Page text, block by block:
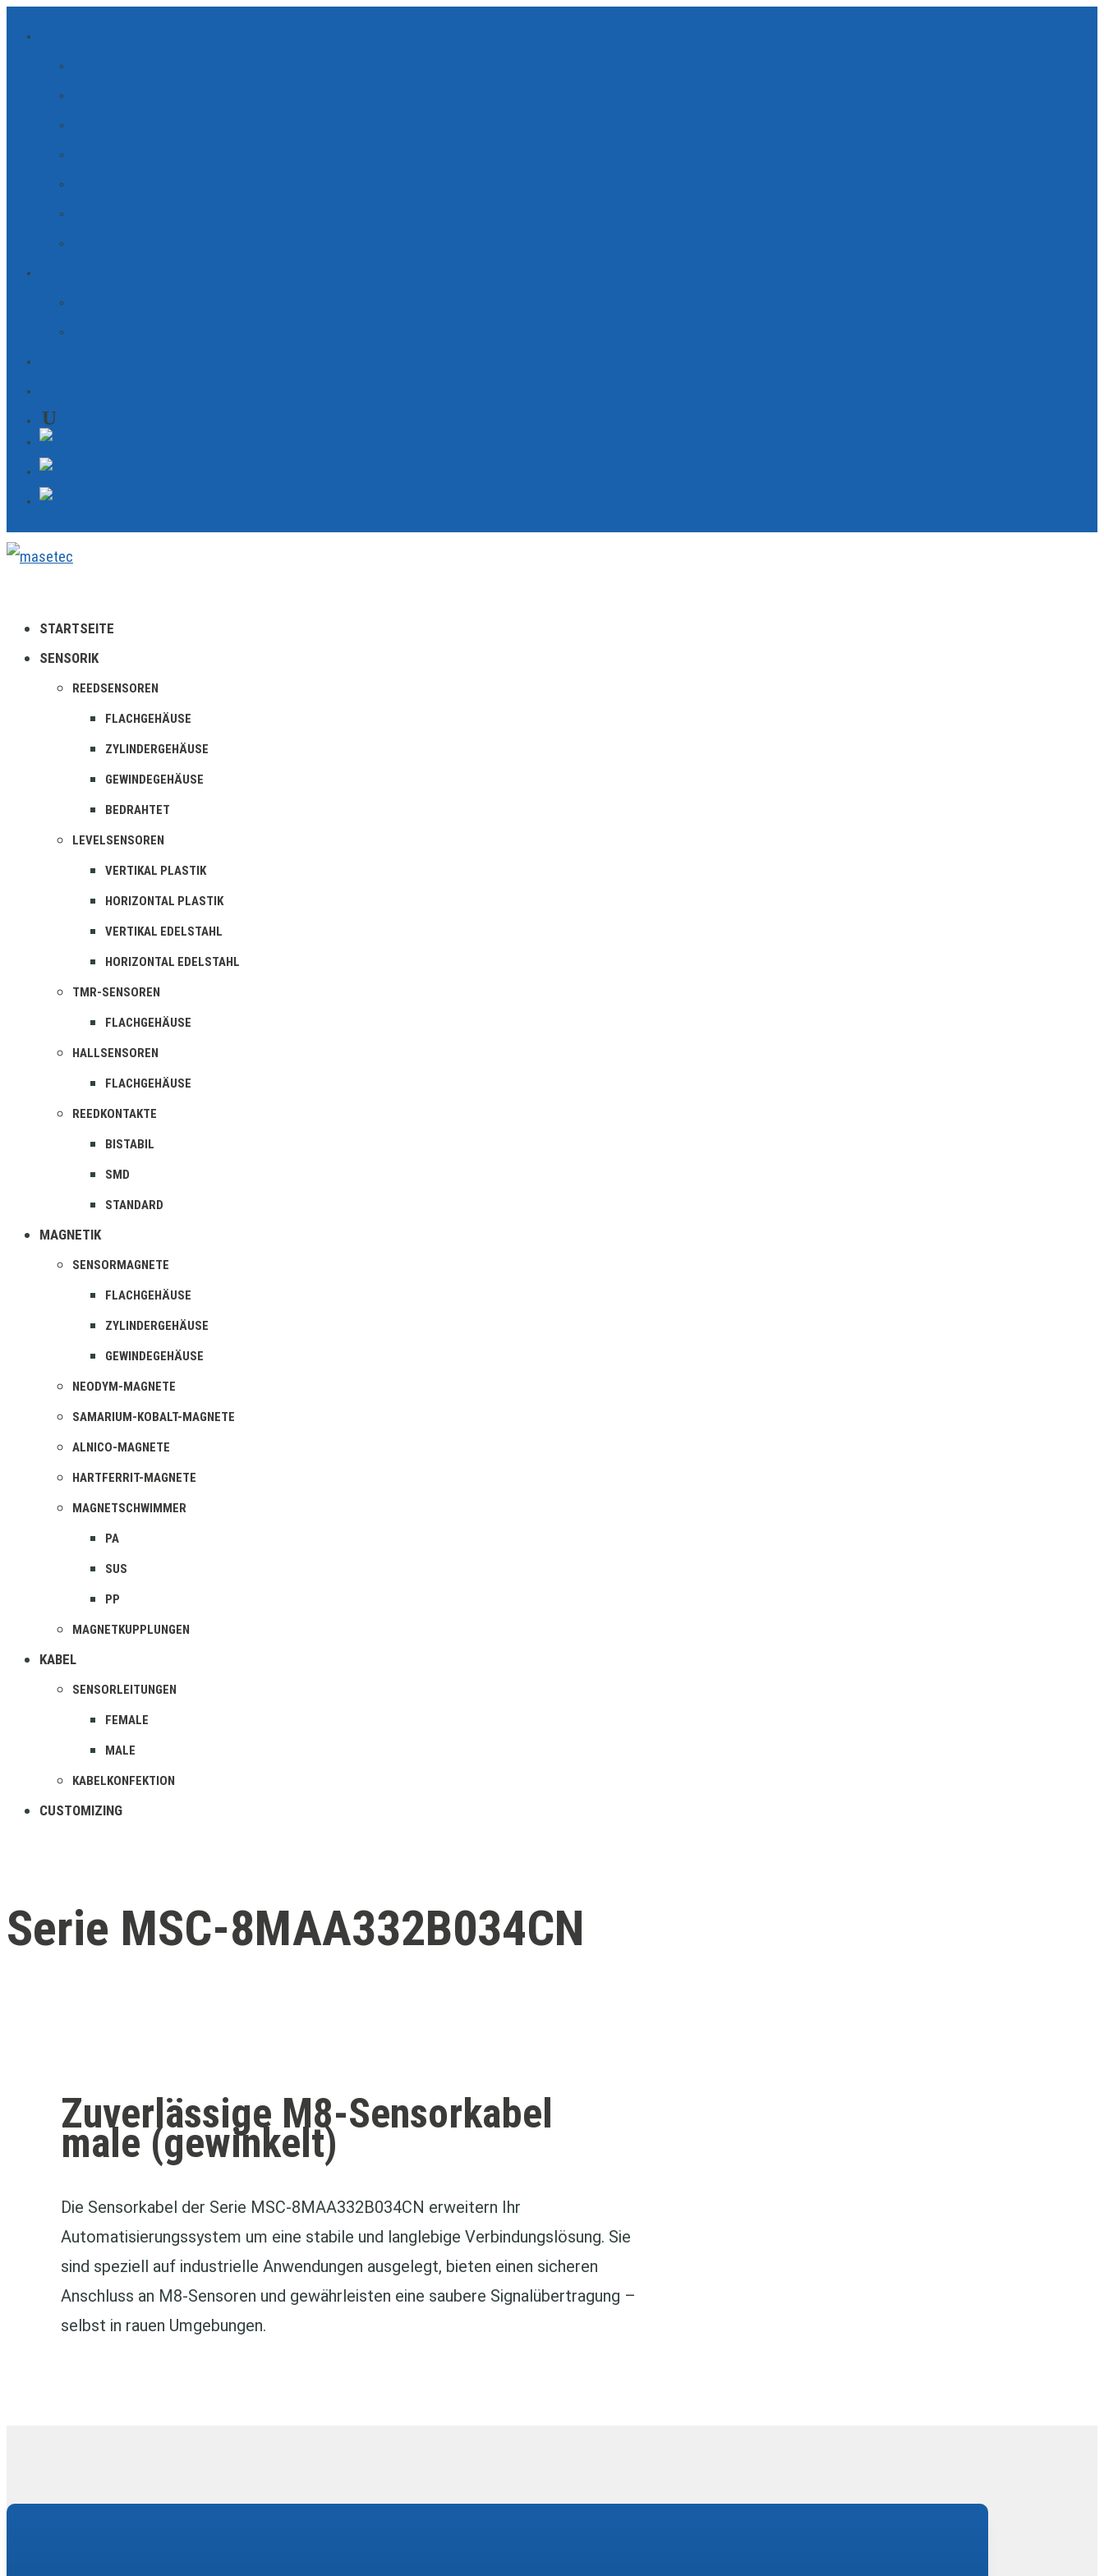
STARTSEITE
SENSORIK
REEDSENSOREN
FLACHGEHÄUSE
ZYLINDERGEHÄUSE
GEWINDEGEHÄUSE
BEDRAHTET
LEVELSENSOREN
VERTIKAL PLASTIK
HORIZONTAL PLASTIK
VERTIKAL EDELSTAHL
HORIZONTAL EDELSTAHL
TMR-SENSOREN
FLACHGEHÄUSE
HALLSENSOREN
FLACHGEHÄUSE
REEDKONTAKTE
BISTABIL
SMD
STANDARD
MAGNETIK
SENSORMAGNETE
FLACHGEHÄUSE
ZYLINDERGEHÄUSE
GEWINDEGEHÄUSE
NEODYM-MAGNETE
SAMARIUM-KOBALT-MAGNETE
ALNICO-MAGNETE
HARTFERRIT-MAGNETE
MAGNETSCHWIMMER
PA
SUS
PP
MAGNETKUPPLUNGEN
KABEL
SENSORLEITUNGEN
FEMALE
MALE
KABELKONFEKTION
CUSTOMIZING
Serie MSC‑8MAA332B034CN
Zuverlässige M8‑Sensorkabel
male (gewinkelt)
Die Sensorkabel der Serie MSC‑8MAA332B034CN erweitern Ihr
Automatisierungssystem um eine stabile und langlebige Verbindungslösung. Sie
sind speziell auf industrielle Anwendungen ausgelegt, bieten einen sicheren
Anschluss an M8‑Sensoren und gewährleisten eine saubere Signalübertragung –
selbst in rauen Umgebungen.